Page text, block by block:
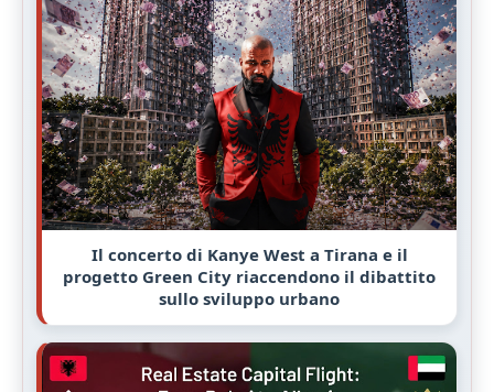
Il concerto di Kanye West a Tirana e il
progetto Green City riaccendono il dibattito
sullo sviluppo urbano